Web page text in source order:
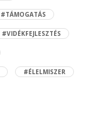
#TÁMOGATÁS
#VIDÉKFEJLESZTÉS
#ÉLELMISZER